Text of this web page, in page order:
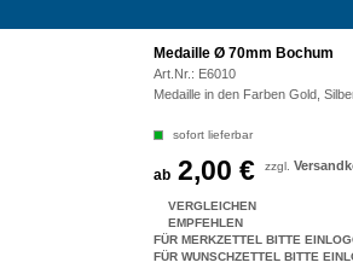
Medaille Ø 70mm Bochum
Art.Nr.: E6010
Medaille in den Farben Gold,
sofort lieferbar
ab 2,00 € zzgl.
VERGLEICHEN
EMPFEHLEN
FÜR MERKZETTEL BITTE
FÜR WUNSCHZETTEL BITTE